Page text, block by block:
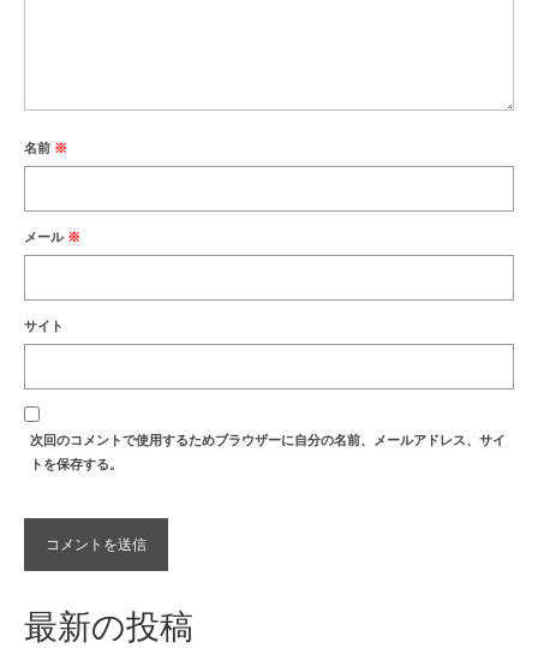
名前 ※
メール ※
サイト
次回のコメントで使用するためブラウザーに自分の名前、メールアドレス、サイ
トを保存する。
最新の投稿